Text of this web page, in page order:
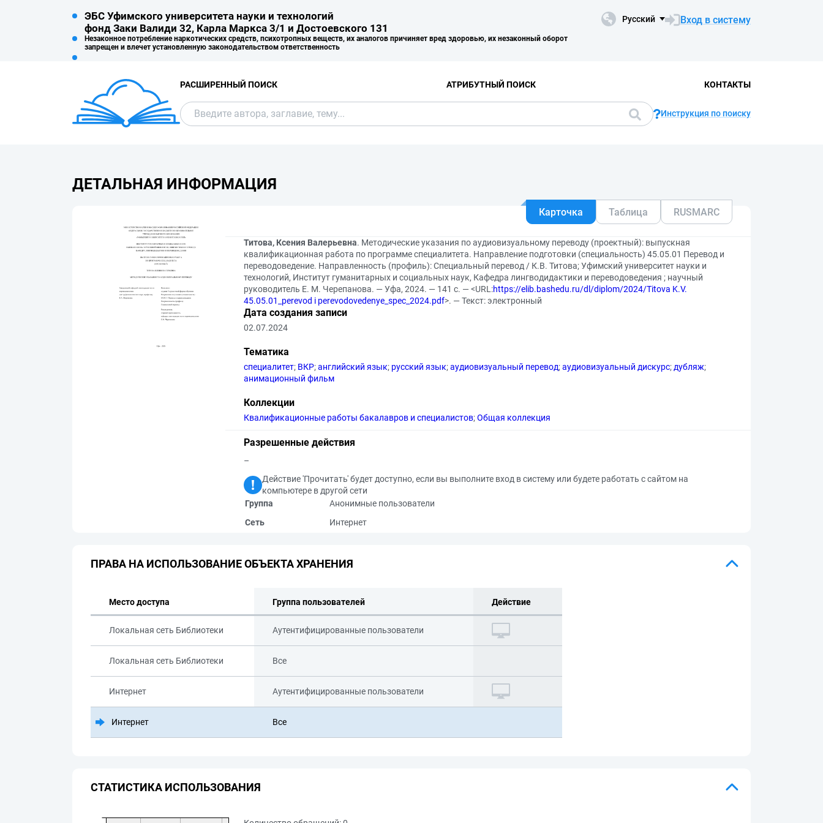
ЭБС Уфимского университета науки и технологий
фонд Заки Валиди 32, Карла Маркса 3/1 и Достоевского 131
Незаконное потребление наркотических средств, психотропных веществ, их аналогов причиняет вред здоровью, их незаконный оборот
запрещен и влечет установленную законодательством ответственность
Русский Вход в систему
РАСШИРЕННЫЙ ПОИСК АТРИБУТНЫЙ ПОИСК КОНТАКТЫ
Инструкция по поиску
ДЕТАЛЬНАЯ ИНФОРМАЦИЯ
Карточка Таблица RUSMARC
Титова, Ксения Валерьевна. Методические указания по аудиовизуальному переводу (проектный): выпускная
квалификационная работа по программе специалитета. Направление подготовки (специальность) 45.05.01 Перевод и
переводоведение. Направленность (профиль): Специальный перевод / К.В. Титова; Уфимский университет науки и
технологий, Институт гуманитарных и социальных наук, Кафедра лингводидактики и переводоведения ; научный
руководитель Е. М. Черепанова. — Уфа, 2024. — 141 с. — <URL:https://elib.bashedu.ru/dl/diplom/2024/Titova K.V.
45.05.01_perevod i perevodovedenye_spec_2024.pdf>. — Текст: электронный
Дата создания записи
02.07.2024
Тематика
специалитет; ВКР;английский язык; русский язык;аудиовизуальный перевод;аудиовизуальный дискурс; дубляж;
анимационный фильм
Коллекции
Квалификационные работы бакалавров и специалистов;Общая коллекция
Разрешенные действия
–
Действие 'Прочитать' будет доступно, если вы выполните вход в систему или будете работать с сайтом на
компьютере в другой сети
Группа
Анонимные пользователи
Сеть
Интернет
ПРАВА НА ИСПОЛЬЗОВАНИЕ ОБЪЕКТА ХРАНЕНИЯ
Место доступа Группа пользователей Действие
Локальная сеть Библиотеки Аутентифицированные пользователи
Локальная сеть Библиотеки Все
Интернет Аутентифицированные пользователи
Интернет Все
СТАТИСТИКА ИСПОЛЬЗОВАНИЯ